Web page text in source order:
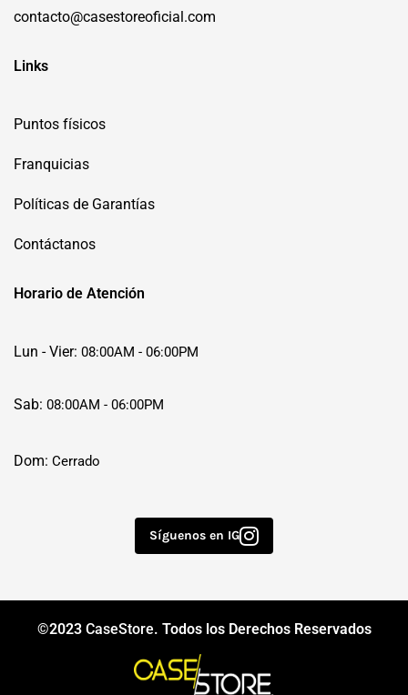
contacto@casestoreoficial.com
Links
Puntos físicos
Franquicias
Políticas de Garantías
Contáctanos
Horario de Atención
Lun - Vier: 08:00AM - 06:00PM
Sab: 08:00AM - 06:00PM
Dom: Cerrado
Síguenos en IG
©2023 CaseStore. Todos los Derechos Reservados